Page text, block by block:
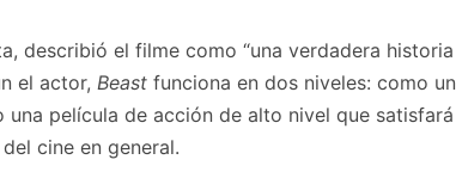
describió el filme como “una verdadera historia
el actor, Beast funciona en dos niveles: como un
película de acción de alto nivel que satisfará
cine en general.